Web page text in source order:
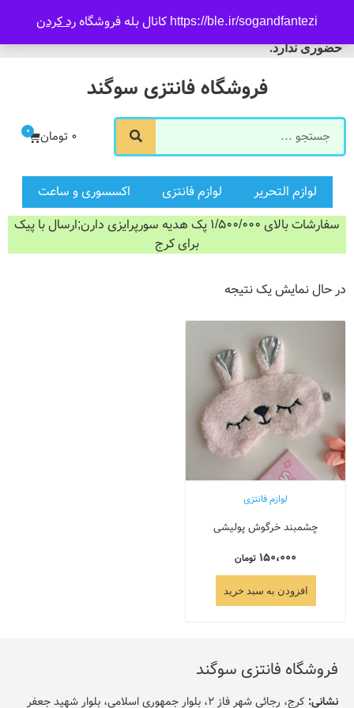
https://ble.ir/sogandfantezi کانال بله فروشگاه رد کردن
فروشگاه سوگند فروش
حضوری ندارد.
ورود/ثبت نام
فروشگاه فانتزی سوگند
0 تومان 0
لوازم التحریر لوازم فانتزی
اکسسوری و ساعت
سفارشات بالای 1/500/000 پک هدیه سورپرایزی دارن;ارسال با پیک
برای کرج
در حال نمایش یک نتیجه
لوازم فانتزی
چشمبند خرگوش پولیشی
150،000 تومان
افزودن به سبد خرید
فروشگاه فانتزی سوگند
نشانی: کرج، رجائی شهر فاز 2، بلوار جمهوری اسلامی، بلوار شهید جعفر